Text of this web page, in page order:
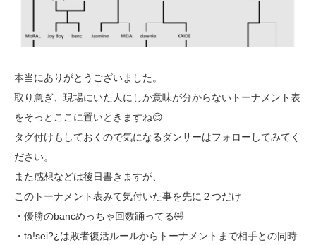
本当にありがとうございました。
取り急ぎ、現場にいた人にしか意味が分からないトーナメント表
をそっとここに置いときますね😌
タグ付けもしておくので気になるダンサーはフォローしてみてく
ださい。
また感想などは後日書きますが、
このトーナメント表みて気付いた事を先に２つだけ
・優勝のbancめっちゃ回数踊ってる🤣
・ta!sei?¿は敗者復活ルールからトーナメントまで相手との同時